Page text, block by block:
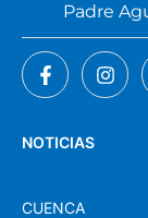
NOTICIAS
CUENCA
Padre